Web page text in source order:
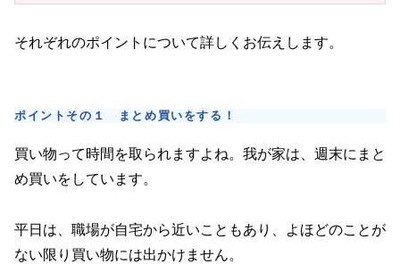
それぞれのポイントについて詳しくお伝えします。
ポイントその１ まとめ買いをする！
買い物って時間を取られますよね。我が家は、週末にまと
め買いをしています。
平日は、職場が自宅から近いこともあり、よほどのことが
ない限り買い物には出かけません。